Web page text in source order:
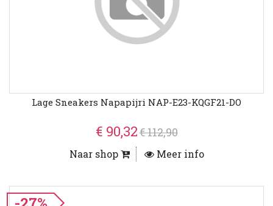
Lage Sneakers Napapijri NAP-E23-KQGF21-DO
€ 90,32€ 112,90
Naar shop Meer info